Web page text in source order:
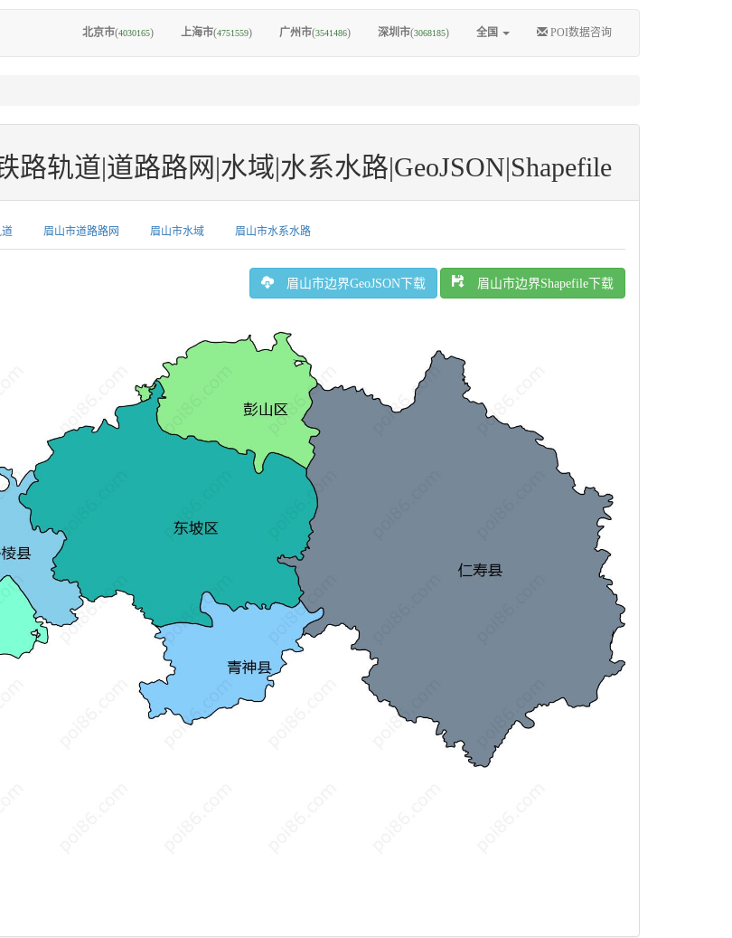
北京市(4030165) 上海市(4751559) 广州市(3541486) 深圳市(3068185) 全国 POI数据咨询
轨道|道路路网|水域|水系水路|GeoJSON|Shapefile
眉山市道路路网 眉山市水域 眉山市水系水路
眉山市边界GeoJSON下载 眉山市边界Shapefile下载